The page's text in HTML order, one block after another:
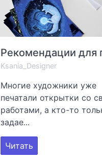
Ksania_Designer
Многие художники уже
печатали открытки со
работами, а кто-то
задае...
Читать